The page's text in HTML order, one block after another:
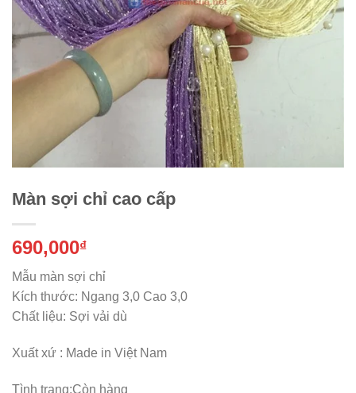
Màn sợi chỉ cao cấp
690,000₫
Mẫu màn sợi chỉ
Kích thước: Ngang 3,0 Cao 3,0
Chất liệu: Sợi vải dù
Xuất xứ : Made in Việt Nam
Tình trạng:Còn hàng